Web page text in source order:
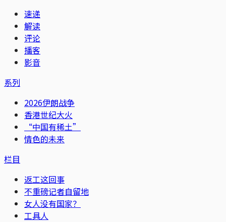
速递
解读
评论
播客
影音
系列
2026伊朗战争
香港世纪大火
“中国有稀土”
情色的未来
栏目
返工这回事
不重磅记者自留地
女人没有国家？
工具人